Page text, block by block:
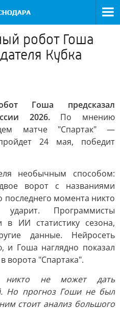
робот Гоша
Кубка
Гоша предсказал
2026.По мнению
матче "Спартак" —
24 мая, победит
необычным способом:
ворот с названиями
последнего момента никто
Программисты
в ИИ статистику сезона,
данные. Нейросеть
и Гоша наглядно показал
ворота "Спартака".
никто не может дать
Но прогноз Гоши не был
стоит анализ большого